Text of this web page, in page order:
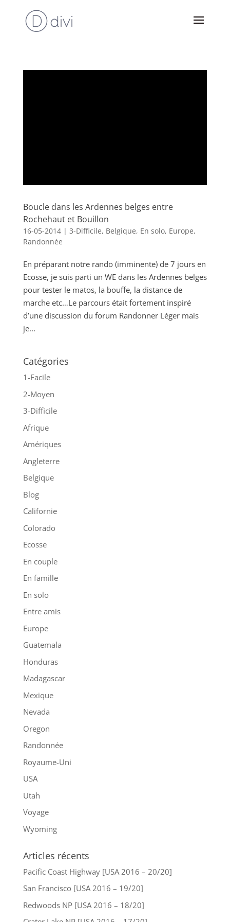
Boucle dans les Ardennes belges entre
Rochehaut et Bouillon
16-05-2014| 3-Difficile, Belgique, En solo, Europe,
Randonnée
En préparant notre rando (imminente) de 7 jours en
Ecosse, je suis parti un WE dans les Ardennes belges
pour tester le matos, la bouffe, la distance de
marche etc…Le parcours était fortement inspiré
d’une discussion du forum Randonner Léger mais
je...
Catégories
1-Facile
2-Moyen
3-Difficile
Afrique
Amériques
Angleterre
Belgique
Blog
Californie
Colorado
Ecosse
En couple
En famille
En solo
Entre amis
Europe
Guatemala
Honduras
Madagascar
Mexique
Nevada
Oregon
Randonnée
Royaume-Uni
USA
Utah
Voyage
Wyoming
Articles récents
Pacific Coast Highway [USA 2016 – 20/20]
San Francisco [USA 2016 – 19/20]
Redwoods NP [USA 2016 – 18/20]